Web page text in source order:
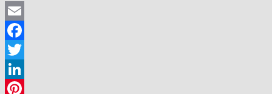
Email
Facebook
Twitter
LinkedIn